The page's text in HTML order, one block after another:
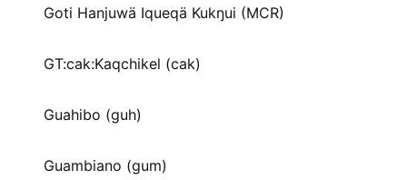
Goti Hanjuwä Iqueqä Kukŋui (MCR)
GT:cak:Kaqchikel (cak)
Guahibo (guh)
Guambiano (gum)